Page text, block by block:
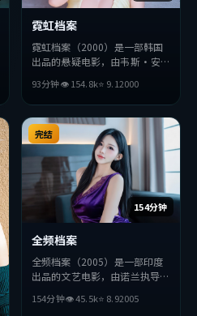
霓虹档案
霓虹档案（2000）是一部韩国
出品的悬疑电影，由韦斯·安
秉宪、孙艺珍等主演。影片在叙
事与视听上力求突破，探讨人性
与抉择，节奏张弛有度，适合喜
欢该类型的观众完整观看。
93分钟👁154.8k⭐ 9.12000
154分钟
完结
全频档案
全频档案（2005）是一部印度
出品的文艺电影，由诺兰执导，
主演。影片在叙事与视听上力求
154分钟👁45.5k⭐ 8.92005